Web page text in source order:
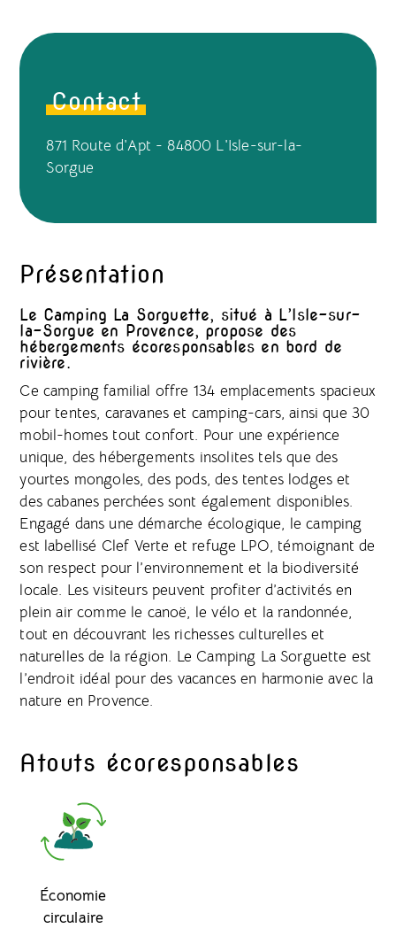
Présentation
Le Camping La Sorguette, situé à L’Isle-sur-
la-Sorgue en Provence, propose des
hébergements écoresponsables en bord de
rivière.
Ce camping familial offre 134 emplacements spacieux
pour tentes, caravanes et camping-cars, ainsi que 30
mobil-homes tout confort. Pour une expérience
unique, des hébergements insolites tels que des
yourtes mongoles, des pods, des tentes lodges et
des cabanes perchées sont également disponibles.
Engagé dans une démarche écologique, le camping
est labellisé Clef Verte et refuge LPO, témoignant de
son respect pour l’environnement et la biodiversité
locale. Les visiteurs peuvent profiter d’activités en
plein air comme le canoë, le vélo et la randonnée,
tout en découvrant les richesses culturelles et
naturelles de la région. Le Camping La Sorguette est
l’endroit idéal pour des vacances en harmonie avec la
nature en Provence.
Atouts écoresponsables
Économie
circulaire
Contact
871 Route d'Apt - 84800 L'Isle-sur-la-
Sorgue